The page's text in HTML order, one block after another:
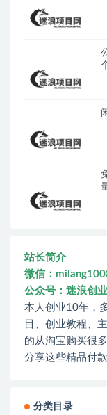
站长简介
微信：
公众号：迷浪创
本人创业10年，
目、创业教程、
的从淘宝购买很
分享这些精品付款
分类目录